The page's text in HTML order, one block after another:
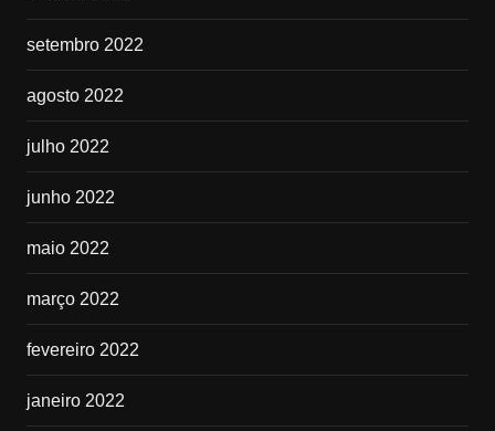
setembro 2022
agosto 2022
julho 2022
junho 2022
maio 2022
março 2022
fevereiro 2022
janeiro 2022